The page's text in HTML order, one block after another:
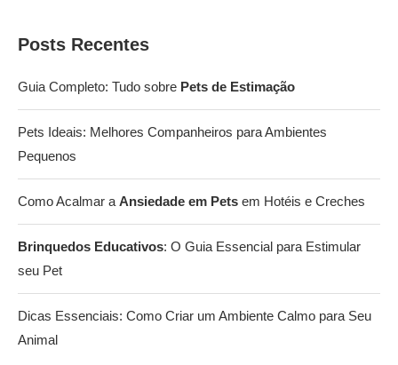
Posts Recentes
Guia Completo: Tudo sobre Pets de Estimação
Pets Ideais: Melhores Companheiros para Ambientes
Pequenos
Como Acalmar a Ansiedade em Pets em Hotéis e Creches
Brinquedos Educativos: O Guia Essencial para Estimular
seu Pet
Dicas Essenciais: Como Criar um Ambiente Calmo para Seu
Animal